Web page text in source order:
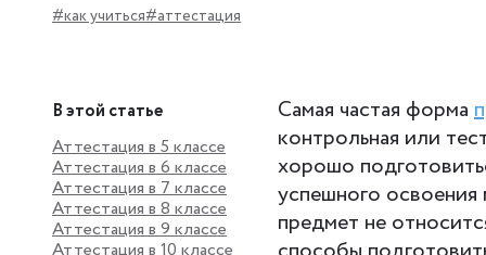
#как учиться#аттестация
В этой статье
Аттестация в 5 классе
Аттестация в 6 классе
Аттестация в 7 классе
Аттестация в 8 классе
Аттестация в 9 классе
Самая частая форма
контрольная или
хорошо
успешного
предмет не